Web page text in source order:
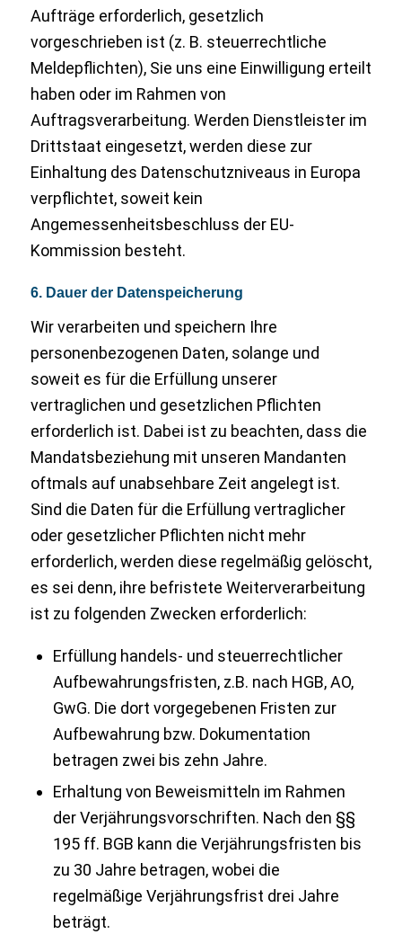
Aufträge erforderlich, gesetzlich
vorgeschrieben ist (z. B. steuerrechtliche
Meldepflichten), Sie uns eine Einwilligung erteilt
haben oder im Rahmen von
Auftragsverarbeitung. Werden Dienstleister im
Drittstaat eingesetzt, werden diese zur
Einhaltung des Datenschutzniveaus in Europa
verpflichtet, soweit kein
Angemessenheitsbeschluss der EU-
Kommission besteht.
6. Dauer der Datenspeicherung
Wir verarbeiten und speichern Ihre
personenbezogenen Daten, solange und
soweit es für die Erfüllung unserer
vertraglichen und gesetzlichen Pflichten
erforderlich ist. Dabei ist zu beachten, dass die
Mandatsbeziehung mit unseren Mandanten
oftmals auf unabsehbare Zeit angelegt ist.
Sind die Daten für die Erfüllung vertraglicher
oder gesetzlicher Pflichten nicht mehr
erforderlich, werden diese regelmäßig gelöscht,
es sei denn, ihre befristete Weiterverarbeitung
ist zu folgenden Zwecken erforderlich:
Erfüllung handels- und steuerrechtlicher
Aufbewahrungsfristen, z.B. nach HGB, AO,
GwG. Die dort vorgegebenen Fristen zur
Aufbewahrung bzw. Dokumentation
betragen zwei bis zehn Jahre.
Erhaltung von Beweismitteln im Rahmen
der Verjährungsvorschriften. Nach den §§
195 ff. BGB kann die Verjährungsfristen bis
zu 30 Jahre betragen, wobei die
regelmäßige Verjährungsfrist drei Jahre
beträgt.